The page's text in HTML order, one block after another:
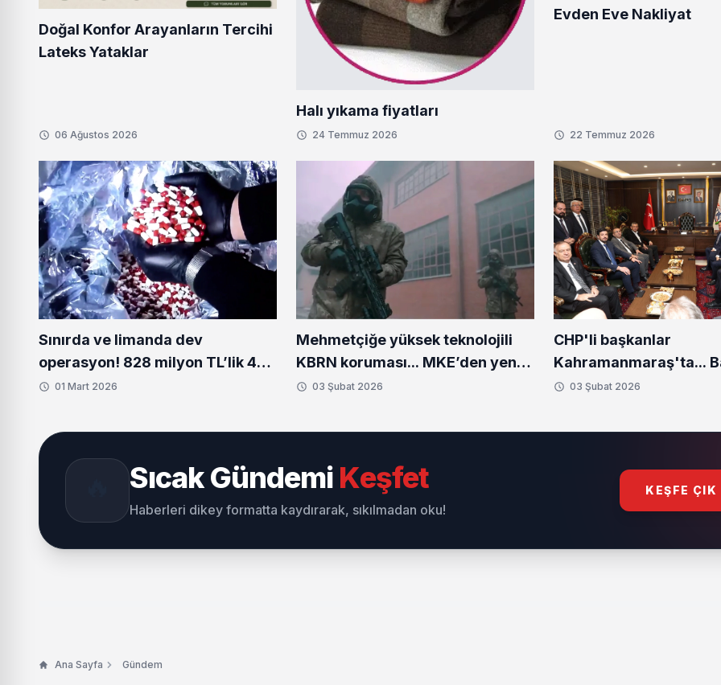
Doğal Konfor Arayanların Tercihi
Lateks Yataklar
06 Ağustos 2026
Halı yıkama fiyatları
24 Temmuz 2026
Evden Eve Nakliyat
22 Temmuz 2026
Sınırda ve limanda dev
operasyon! 828 milyon TL’lik 484
kilo uyuşturucu ele geçirildi
01 Mart 2026
Mehmetçiğe yüksek teknolojili
KBRN koruması... MKE’den yeni
donanım setleri
03 Şubat 2026
CHP'li başkanlar
Kahramanmaraş'ta...
Bozbey'den deprem
03 Şubat 2026
Sıcak Gündemi Keşfet
Haberleri dikey formatta kaydırarak, sıkılmadan oku!
KEŞFE ÇIK
Ana Sayfa Gündem